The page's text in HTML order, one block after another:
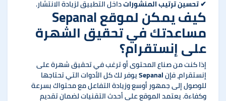
✔تحسين ترتيب المنشوراتداخل التطبيق لزيادة الانتشار.
كيف يمكن لموقع Sepanal
مساعدتك في تحقيق الشهرة
على إنستقرام؟
إذا كنت من صناع المحتوى أو ترغب في تحقيق شهرة على
إنستقرام، فإنSepanalيوفر لك كل الأدوات التي تحتاجها
للوصول إلى جمهور أوسع وزيادة التفاعل مع محتواك بسرعة
وكفاءة. يعتمد الموقع على أحدث التقنيات لضمان تقديم